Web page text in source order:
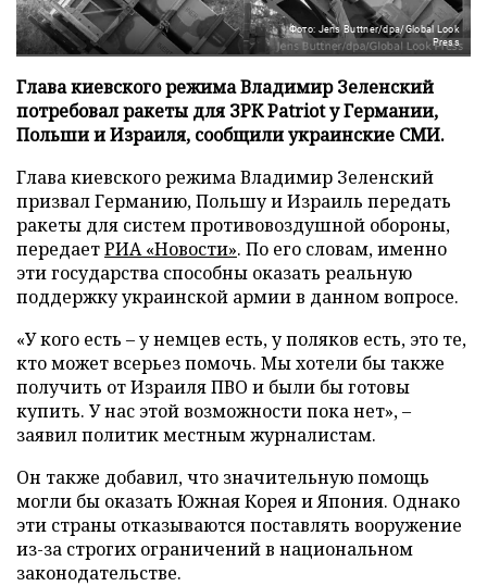
Фото: Jens Buttner/dpa/Global Look
Press
Глава киевского режима Владимир Зеленский
потребовал ракеты для ЗРК Patriot у Германии,
Польши и Израиля, сообщили украинские СМИ.
Глава киевского режима Владимир Зеленский
призвал Германию, Польшу и Израиль передать
ракеты для систем противовоздушной обороны,
передаетРИА «Новости». По его словам, именно
эти государства способны оказать реальную
поддержку украинской армии в данном вопросе.
«У кого есть – у немцев есть, у поляков есть, это те,
кто может всерьез помочь. Мы хотели бы также
получить от Израиля ПВО и были бы готовы
купить. У нас этой возможности пока нет», –
заявил политик местным журналистам.
Он также добавил, что значительную помощь
могли бы оказать Южная Корея и Япония. Однако
эти страны отказываются поставлять вооружение
из-за строгих ограничений в национальном
законодательстве.